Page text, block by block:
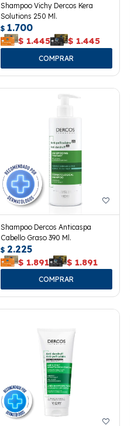
Shampoo Vichy Dercos Kera
Solutions 250 Ml.
$ 1.700
$ 1.445 $ 1.445
Shampoo Dercos Anticaspa
Cabello Graso 390 Ml.
$ 2.225
$ 1.891 $ 1.891